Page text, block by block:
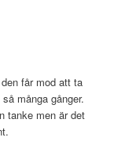
får mod att ta
många gånger.
tanke men är det